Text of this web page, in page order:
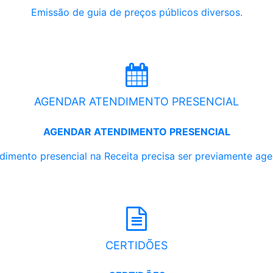
Emissão de guia de preços públicos diversos.
AGENDAR ATENDIMENTO PRESENCIAL
AGENDAR ATENDIMENTO PRESENCIAL
presencial na Receita precisa ser previamente
CERTIDÕES